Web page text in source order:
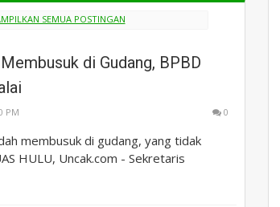
SEMUA POSTINGAN
di Gudang, BPBD
PM 0
membusuk di gudang, yang tidak
HULU, Uncak.com - Sekretaris